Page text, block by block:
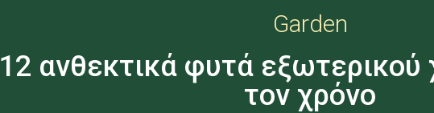
Garden
12 ανθεκτικά φυτά εξωτερικού
τον χρόνο